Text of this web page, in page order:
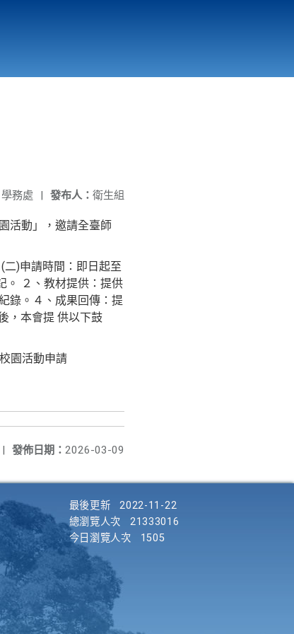
發布人： 衛生組
學務處 |
活動」，邀請全臺師
)申請時間：即日起至
。 ２、教材提供：提供
錄。４、成果回傳：提
，本會提 供以下鼓
園活動申請
發佈日期： 2026-03-09
|
最後更新
2022-11-22
總瀏覽人次
21333016
今日瀏覽人次
1505